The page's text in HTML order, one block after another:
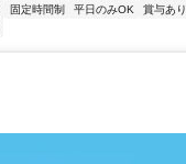
固定時間制 平日のみOK 賞与あり